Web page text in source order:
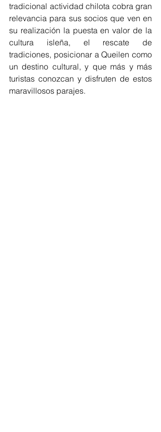
tradicional actividad chilota cobra gran
relevancia para sus socios que ven en
su realización la puesta en valor de la
cultura isleña, el rescate de
tradiciones, posicionar a Queilen como
un destino cultural, y que más y más
turistas conozcan y disfruten de estos
maravillosos parajes.